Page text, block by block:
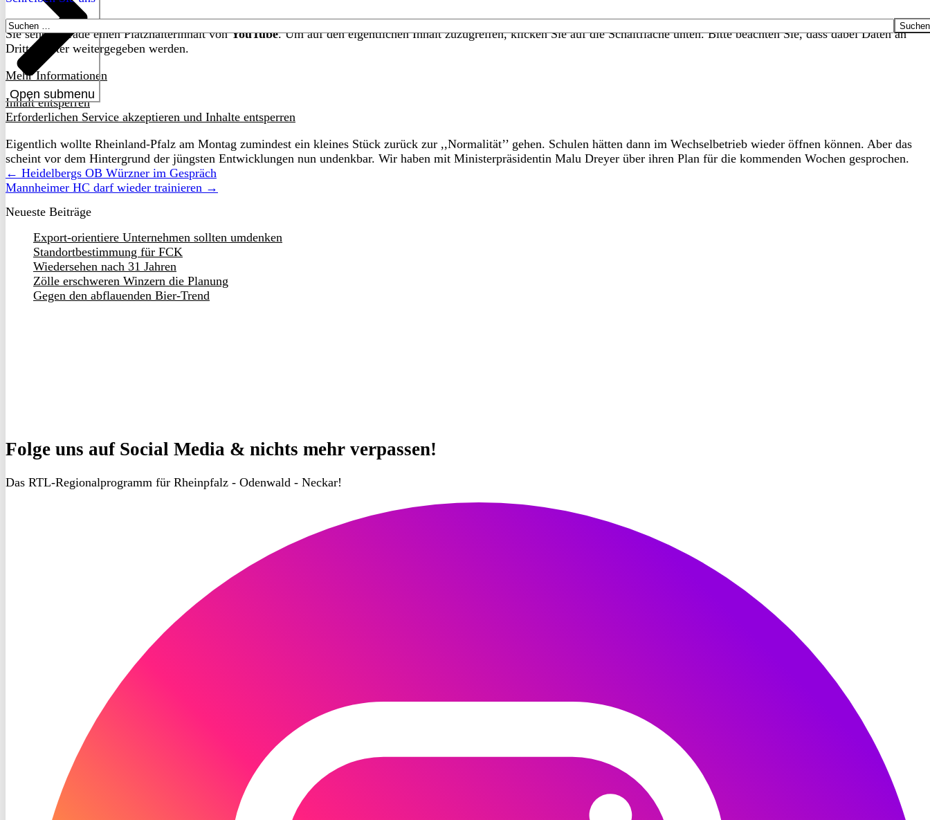
Open submenu
Suchen
nach:
Sie sehen gerade einen Platzhalterinhalt vonYouTube. Um auf den eigentlichen Inhalt zuzugreifen, klicken Sie auf die Schaltfläche unten. Bitte beachten Sie, dass dabei Daten an
Drittanbieter weitergegeben werden.
Mehr Informationen
Inhalt entsperren
Erforderlichen Service akzeptieren und Inhalte entsperren
Eigentlich wollte Rheinland-Pfalz am Montag zumindest ein kleines Stück zurück zur ,,Normalität’’ gehen. Schulen hätten dann im Wechselbetrieb wieder öffnen können. Aber das
scheint vor dem Hintergrund der jüngsten Entwicklungen nun undenkbar. Wir haben mit Ministerpräsidentin Malu Dreyer über ihren Plan für die kommenden Wochen gesprochen.
← Heidelbergs OB Würzner im Gespräch
Mannheimer HC darf wieder trainieren →
Neueste Beiträge
Export-orientiere Unternehmen sollten umdenken
Standortbestimmung für FCK
Wiedersehen nach 31 Jahren
Zölle erschweren Winzern die Planung
Gegen den abflauenden Bier-Trend
Folge uns auf Social Media & nichts mehr verpassen!
Das RTL-Regionalprogramm für Rheinpfalz - Odenwald - Neckar!